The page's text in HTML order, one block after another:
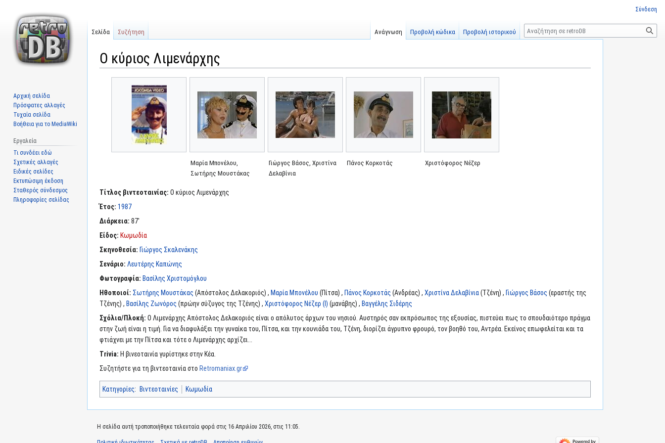
Ο κύριος Λιμενάρχης
Μαρία Μπονέλου,
Σωτήρης Μουστάκας
Γιώργος Βάσος, Χριστίνα
Δελαβίνια
Πάνος Κορκοτάς Χριστόφορος Νέζερ
Τίτλος βιντεοταινίας: Ο κύριος Λιμενάρχης
Έτος: 1987
Διάρκεια: 87'
Είδος: Κωμωδία
Σκηνοθεσία: Γιώργος Σκαλενάκης
Σενάριο: Λευτέρης Καπώνης
Φωτογραφία: Βασίλης Χριστομόγλου
Ηθοποιοί: Σωτήρης Μουστάκας (Απόστολος Δελακοριός) , Μαρία Μπονέλου (Πίτσα) , Πάνος Κορκοτάς (Ανδρέας) , Χριστίνα Δελαβίνια(Τζένη) , Γιώργος Βάσος (εραστής της
Τζένης) , Βασίλης Ζωνόρος (πρώην σύζυγος της Τζένης) , Χριστόφορος Νέζερ (I) (μανάβης) , Βαγγέλης Σιδέρης
Σχόλια/Πλοκή: Ο Λιμενάρχης Απόστολος Δελακοριός είναι ο απόλυτος άρχων του νησιού. Αυστηρός σαν εκπρόσωπος της εξουσίας, πιστεύει πως το σπουδαιότερο πράγμα
στην ζωή είναι η τιμή. Για να διαφυλάξει την γυναίκα του, Πίτσα, και την κουνιάδα του, Τζένη, διορίζει άγρυπνο φρουρό, τον βοηθό του, Αντρέα. Εκείνος επωφελείται και τα
φτιάχνει με την Πίτσα και τότε ο Λιμενάρχης αρχίζει...
Trivia: Η βινεοταινία γυρίστηκε στην Κέα.
Συζητήστε για τη βιντεοταινία στο Retromaniax.gr
Κατηγορίες: Βιντεοταινίες Κωμωδία
Σύνδεση
Σελίδα Συζήτηση Ανάγνωση Προβολή κώδικα Προβολή ιστορικού
Αναζήτηση
Αρχική σελίδα
Πρόσφατες αλλαγές
Τυχαία σελίδα
Βοήθεια για το MediaWiki
Εργαλεία
Τι συνδέει εδώ
Σχετικές αλλαγές
Ειδικές σελίδες
Εκτυπώσιμη έκδοση
Σταθερός σύνδεσμος
Πληροφορίες σελίδας
Η σελίδα αυτή τροποποιήθηκε τελευταία φορά στις 16 Απριλίου 2026, στις 11:05.